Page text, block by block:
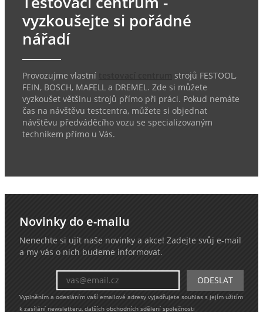
vyzkoušejte si pořádné
nářadí
Provozujme vlastní
strojů FESTOOL,
FEIN, BOSCH, MAFELL a DREMEL. Zde si můžete
vyzkoušet většinu strojů přímo při práci. Pokud nemáte
čas na návštěvu testcentra, můžete si objednat
návštěvu předváděcího vozu se specializovaným
technikem přímo u Vás.
Novinky do e-mailu
Nenechte si ujít naše novinky a akce! Zadejte svůj e-mail
a my vás o nich budeme informovat.
Vyplněním a odesláním vaší emailové adresy vyjadřujete souhlas s jejím užitím
k zasílání newsletteru, dalších obchodních sdělení společnosti